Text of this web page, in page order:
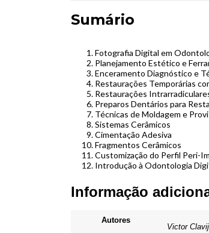
Sumário
Fotografia Digital em
Planejamento Estético e
Enceramento Diagnóstico e
Restaurações Temporárias
Restaurações
Preparos Dentários para
Técnicas de Moldagem e
Sistemas Cerâmicos
Cimentação Adesiva
Fragmentos Cerâmicos
Customização do Perfil Peri-
Introdução à Odontologia
Informação
Autores
Victor